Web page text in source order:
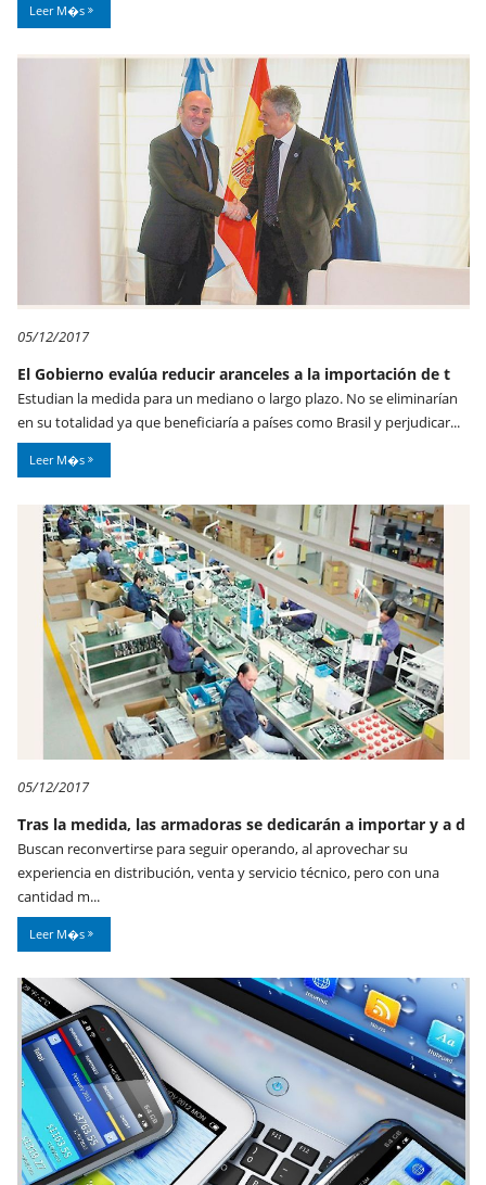
Leer M�s
05/12/2017
El Gobierno evalúa reducir aranceles a la importación de t
Estudian la medida para un mediano o largo plazo. No se eliminarían
en su totalidad ya que beneficiaría a países como Brasil y perjudicar...
Leer M�s
05/12/2017
Tras la medida, las armadoras se dedicarán a importar y a d
Buscan reconvertirse para seguir operando, al aprovechar su
experiencia en distribución, venta y servicio técnico, pero con una
cantidad m...
Leer M�s